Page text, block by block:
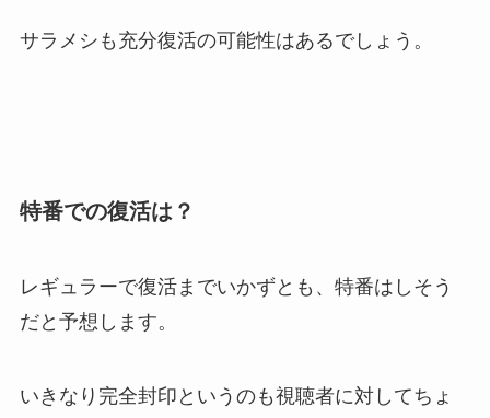
サラメシも充分復活の可能性はあるでしょう。
特番での復活は？
レギュラーで復活までいかずとも、特番はしそう
だと予想します。
いきなり完全封印というのも視聴者に対してちょ